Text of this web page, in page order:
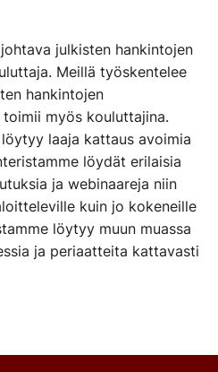
julkisten hankintojen
Meillä työskentelee
hankintojen
myös kouluttajina.
laaja kattaus avoimia
löydät erilaisia
ja webinaareja niin
kuin jo kokeneille
löytyy muun muassa
ja periaatteita kattavasti